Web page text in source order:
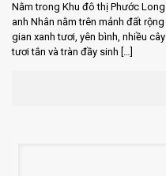
Nằm trong Khu đô thị Phước
anh Nhân nằm trên mảnh đất
gian xanh tươi, yên bình, nhiều
tươi tắn và tràn đầy sinh […]